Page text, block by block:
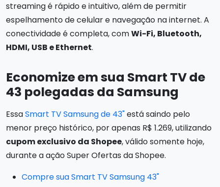
streaming é rápido e intuitivo, além de permitir
espelhamento de celular e navegação na internet. A
conectividade é completa, comWi-Fi, Bluetooth,
HDMI, USB e Ethernet.
Economize em sua Smart TV de
43 polegadas da Samsung
EssaSmart TV Samsung de 43"está saindo pelo
menor preço histórico, por apenas R$ 1.269, utilizando
cupom exclusivo da Shopee, válido somente hoje,
durante a ação Super Ofertas da Shopee.
Compre sua Smart TV Samsung 43"